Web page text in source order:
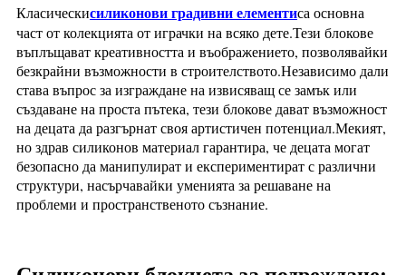
Класическисиликонови градивни елементиса основна
част от колекцията от играчки на всяко дете.Тези блокове
въплъщават креативността и въображението, позволявайки
безкрайни възможности в строителството.Независимо дали
става въпрос за изграждане на извисяващ се замък или
създаване на проста пътека, тези блокове дават възможност
на децата да разгърнат своя артистичен потенциал.Мекият,
но здрав силиконов материал гарантира, че децата могат
безопасно да манипулират и експериментират с различни
структури, насърчавайки уменията за решаване на
проблеми и пространственото съзнание.